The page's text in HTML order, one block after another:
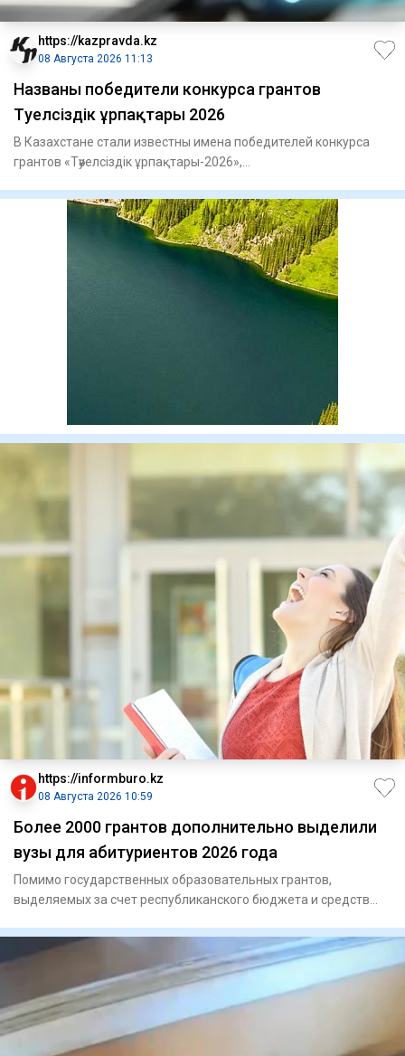
https://kazpravda.kz
08 Августа 2026 11:13
Названы победители конкурса грантов
Тәуелсіздік ұрпақтары 2026
В Казахстане стали известны имена победителей конкурса
грантов «Тәуелсіздік ұрпақтары-2026»,
https://informburo.kz
08 Августа 2026 10:59
Более 2000 грантов дополнительно выделили
вузы для абитуриентов 2026 года
Помимо государственных образовательных грантов,
выделяемых за счет республиканского бюджета и средств